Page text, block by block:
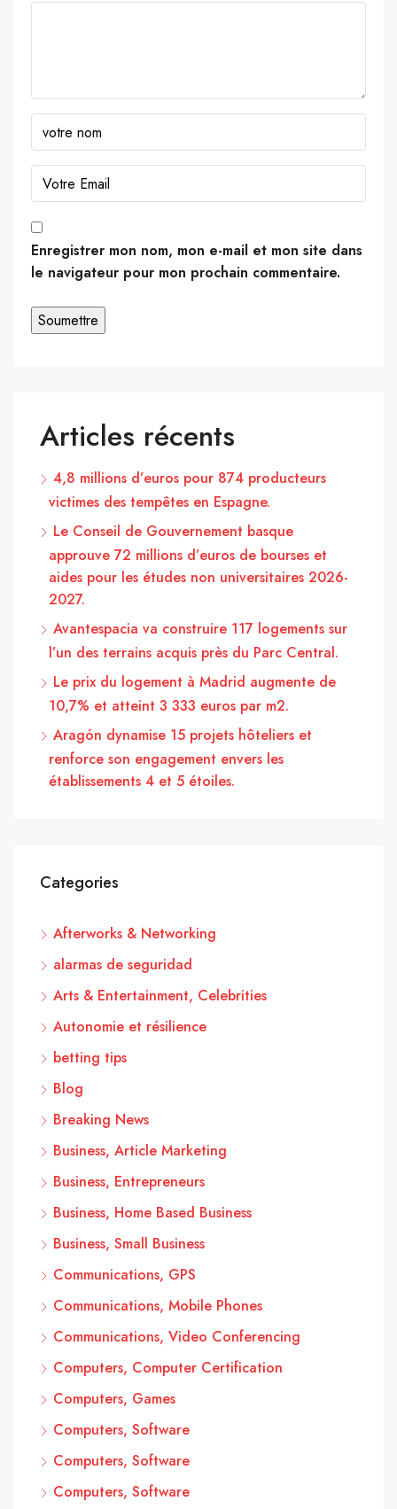
Enregistrer mon nom, mon e-mail et mon site dans
le navigateur pour mon prochain commentaire.
Articles récents
4,8 millions d’euros pour 874 producteurs
victimes des tempêtes en Espagne.
Le Conseil de Gouvernement basque
approuve 72 millions d’euros de bourses et
aides pour les études non universitaires 2026-
2027.
Avantespacia va construire 117 logements sur
l’un des terrains acquis près du Parc Central.
Le prix du logement à Madrid augmente de
10,7% et atteint 3 333 euros par m2.
Aragón dynamise 15 projets hôteliers et
renforce son engagement envers les
établissements 4 et 5 étoiles.
Categories
Afterworks & Networking
alarmas de seguridad
Arts & Entertainment, Celebrities
Autonomie et résilience
betting tips
Blog
Breaking News
Business, Article Marketing
Business, Entrepreneurs
Business, Home Based Business
Business, Small Business
Communications, GPS
Communications, Mobile Phones
Communications, Video Conferencing
Computers, Computer Certification
Computers, Games
Computers, Software
Computers, Software
Computers, Software